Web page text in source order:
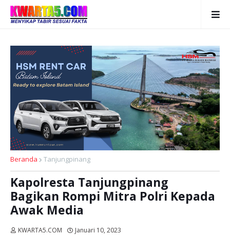
Beranda Tanjungpinang
Kapolresta Tanjungpinang
Bagikan Rompi Mitra Polri Kepada
Awak Media
KWARTA5.COM Januari 10, 2023